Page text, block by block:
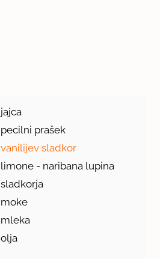
jajca
pecilni prašek
vanilijev sladkor
limone - naribana lupina
sladkorja
moke
mleka
olja